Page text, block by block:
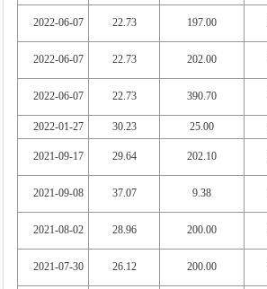
2022-06-07 22.73 197.00
2022-06-07 22.73 202.00
2022-06-07 22.73 390.70
2022-01-27
30.23 25.00
2021-09-17 29.64 202.10
2021-09-08 37.07 9.38
2021-08-02 28.96 200.00
2021-07-30 26.12 200.00